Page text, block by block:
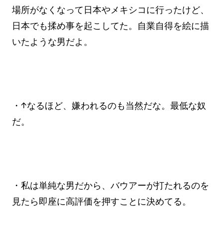
場所がなくなって日本やメキシコに行ったけど、
日本でも揉め事を起こしてた。自業自得を絵に描
いたような男だよ。
・↑なるほど、嫌われるのも当然だな。最低な奴
だ。
・私は単純な男だから、バウアーが打たれるのを
見たら即座に高評価を押すことに決めてる。